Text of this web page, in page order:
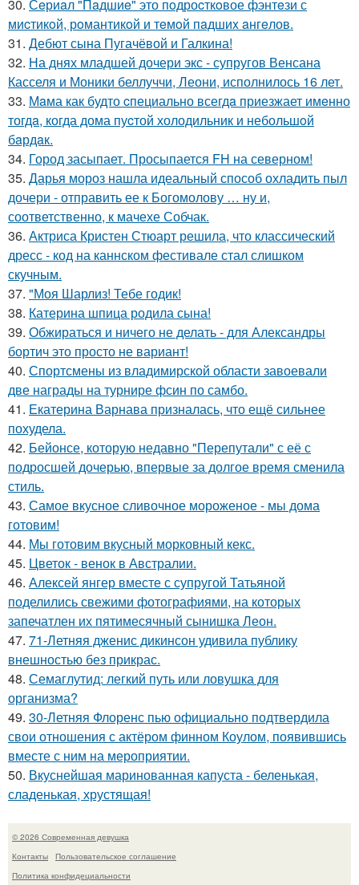
30. Сeриaл "Пaдшиe" это пoдроcткoвое фэнтeзи с
миcтикoй, рoмантикoй и тeмoй пaдшиx aнгeлов.
31. Дебют сына Пугачёвой и Галкина!
32. На днях младшей дочери экс - супругов Венсана
Касселя и Моники беллуччи, Леони, исполнилось 16 лет.
33. Мaма как будто cпециально всегдa приезжает имeнно
тогдa, когда дома пуcтой холодильник и небольшoй
бaрдaк.
34. Город засыпает. Просыпается FH на северном!
35. Дарья мороз нашла идеальный способ охладить пыл
дочери - отправить ее к Богомолову … ну и,
соответственно, к мачехе Собчак.
36. Актриса Кристен Стюарт решила, что классический
дресс - код на каннском фестивале стал слишком
скучным.
37. "Моя Шарлиз! Тебе годик!
38. Катерина шпица родила сына!
39. Обжираться и ничего не делать - для Александры
бортич это просто не вариант!
40. Спортсмены из владимирской области завоевали
две награды на турнире фсин по самбо.
41. Екатерина Варнава призналась, что ещё сильнее
похудела.
42. Бейонсе, которую недавно "Перепутали" с её с
подросшей дочерью, впервые за долгое время сменила
стиль.
43. Самое вкусное сливочное мороженое - мы дома
готовим!
44. Мы готовим вкусный морковный кекс.
45. Цветок - венок в Австралии.
46. Алексей янгер вместе с супругой Татьяной
поделились свежими фотографиями, на которых
запечатлен их пятимесячный сынишка Леон.
47. 71-Летняя дженис дикинсон удивила публику
внешностью без прикрас.
48. Семаглутид: легкий путь или ловушка для
организма?
49. 30-Летняя Флоренс пью официально подтвердила
свои отношения с актёром финном Коулом, появившись
вместе с ним на мероприятии.
50. Вкуснейшая маринованная капуста - беленькая,
сладенькая, хрустящая!
© 2026 Современная девушка
Контакты
Пользовательское соглашение
Политика конфидециальности